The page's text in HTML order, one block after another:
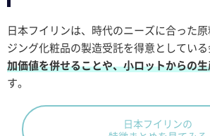
日本フイリンは、時代のニーズに合った
ジング化粧品の製造受託を得意としている
加価値を併せることや、小ロットからの
す。
日本フイリンの